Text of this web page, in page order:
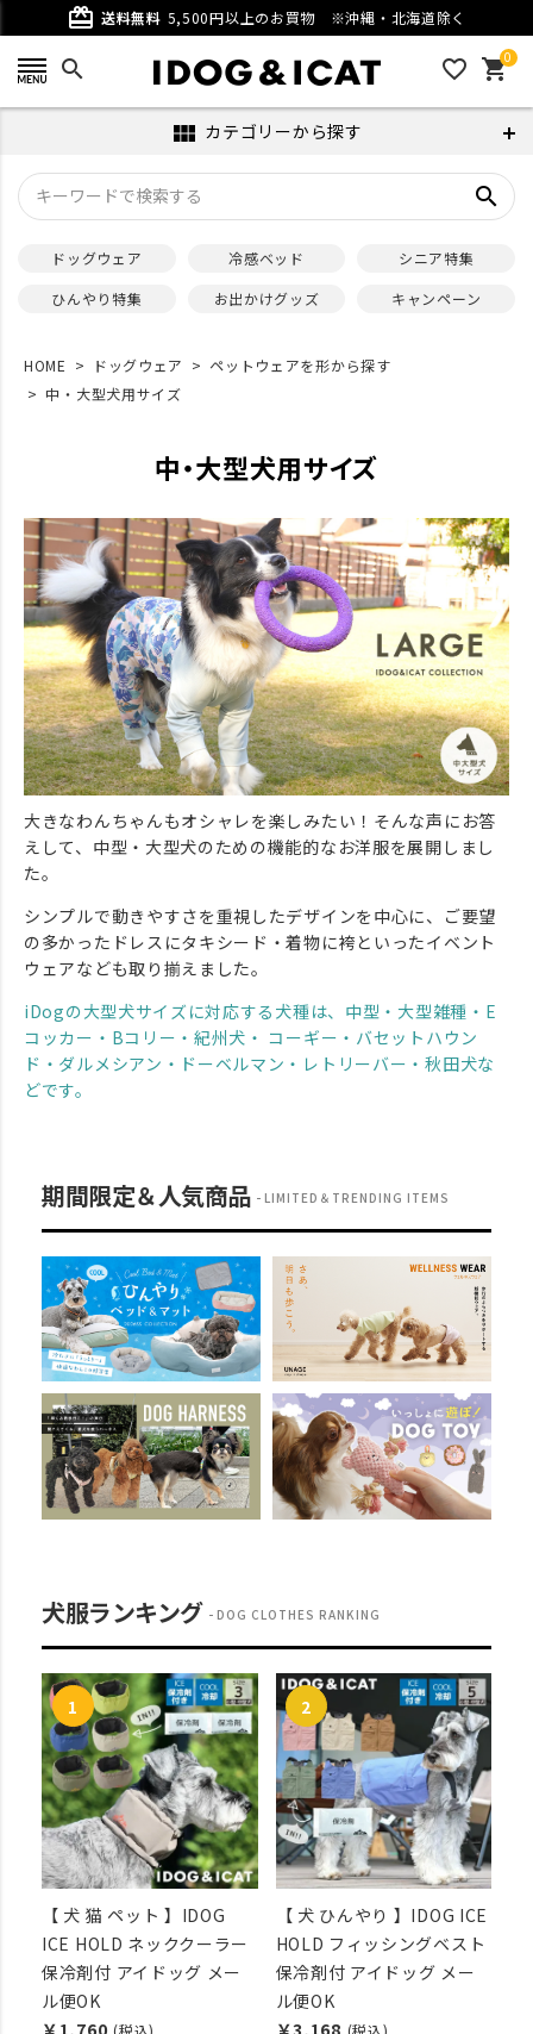
card_giftcard 送料無料 5,500円以上のお買物 ※沖縄・北海道除く
search favorite_outline 0
shopping_cart
view_module カテゴリーから探す
search
ドッグウェア 冷感ベッド
シニア特集
ひんやり特集
お出かけグッズ キャンペーン
HOME ドッグウェア
ペットウェアを形から探す
中・大型犬用サイズ
中・大型犬用サイズ
大きなわんちゃんもオシャレを楽しみたい！そんな声にお答
えして、中型・大型犬のための機能的なお洋服を展開しまし
た。
シンプルで動きやすさを重視したデザインを中心に、ご要望
の多かったドレスにタキシード・着物に袴といったイベント
ウェアなども取り揃えました。
iDogの大型犬サイズに対応する犬種は、中型・大型雑種・E
コッカー・Bコリー・紀州犬・ コーギー・バセットハウン
ド・ダルメシアン・ドーベルマン・レトリーバー・秋田犬な
どです。
期間限定＆人気商品 LIMITED＆TRENDING ITEMS
犬服ランキング DOG CLOTHES RANKING
【 犬 猫 ペット 】IDOG
ICE HOLD ネッククーラー
保冷剤付 アイドッグ メー
ル便OK
￥1,760 (税込)
【 犬 ひんやり 】IDOG ICE
HOLD フィッシングベスト
保冷剤付 アイドッグ メー
ル便OK
￥3,168 (税込)